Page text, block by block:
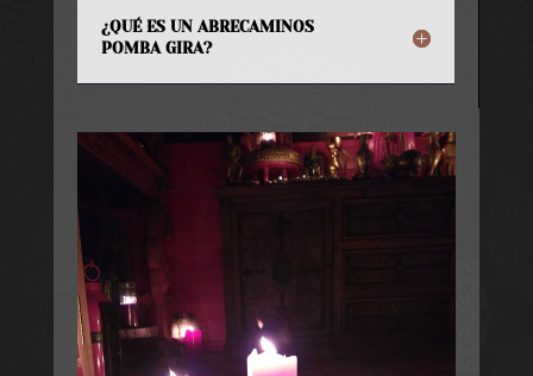
¿QUÉ ES UN ABRECAMINOS
POMBA GIRA?